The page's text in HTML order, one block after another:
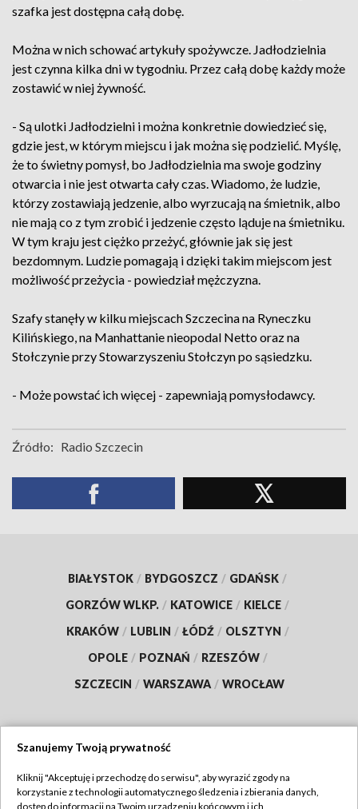
szafka jest dostępna całą dobę.
Można w nich schować artykuły spożywcze. Jadłodzielnia
jest czynna kilka dni w tygodniu. Przez całą dobę każdy może
zostawić w niej żywność.
- Są ulotki Jadłodzielni i można konkretnie dowiedzieć się,
gdzie jest, w którym miejscu i jak można się podzielić. Myślę,
że to świetny pomysł, bo Jadłodzielnia ma swoje godziny
otwarcia i nie jest otwarta cały czas. Wiadomo, że ludzie,
którzy zostawiają jedzenie, albo wyrzucają na śmietnik, albo
nie mają co z tym zrobić i jedzenie często ląduje na śmietniku.
W tym kraju jest ciężko przeżyć, głównie jak się jest
bezdomnym. Ludzie pomagają i dzięki takim miejscom jest
możliwość przeżycia - powiedział mężczyzna.
Szafy stanęły w kilku miejscach Szczecina na Ryneczku
Kilińskiego, na Manhattanie nieopodal Netto oraz na
Stołczynie przy Stowarzyszeniu Stołczyn po sąsiedzku.
- Może powstać ich więcej - zapewniają pomysłodawcy.
Źródło: Radio Szczecin
BIAŁYSTOK / BYDGOSZCZ / GDAŃSK /
GORZÓW WLKP. / KATOWICE / KIELCE /
KRAKÓW / LUBLIN / ŁÓDŹ / OLSZTYN /
OPOLE / POZNAŃ / RZESZÓW /
SZCZECIN / WARSZAWA / WROCŁAW
TVP
Szanujemy Twoją prywatność
Kliknij "Akceptuję i przechodzę do serwisu", aby wyrazić zgody na
korzystanie z technologii automatycznego śledzenia i zbierania danych,
dostęp do informacji na Twoim urządzeniu końcowym i ich